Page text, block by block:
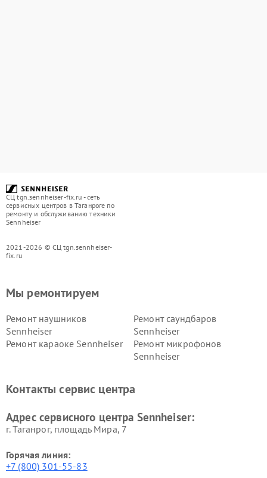
СЦ tgn.sennheiser-fix.ru - сеть
сервисных центров в Таганроге по
ремонту и обслуживанию техники
Sennheiser
2021-2026 © СЦ tgn.sennheiser-
fix.ru
Мы ремонтируем
Ремонт наушников
Sennheiser
Ремонт саундбаров
Sennheiser
Ремонт караоке Sennheiser
Ремонт микрофонов
Sennheiser
Контакты сервис центра
Адрес сервисного центра Sennheiser:
г. Таганрог, площадь Мира, 7
Горячая линия:
+7 (800) 301-55-83